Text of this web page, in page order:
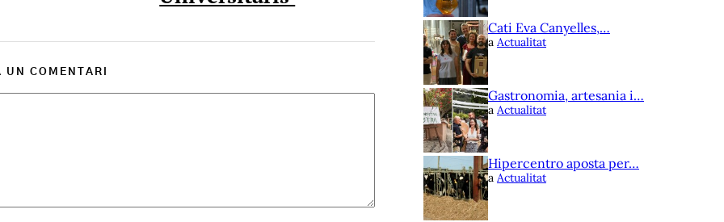
UN COMENTARI
Cati Eva Canyelles,…
a Actualitat
Gastronomia, artesania i…
a Actualitat
Hipercentro aposta per…
a Actualitat